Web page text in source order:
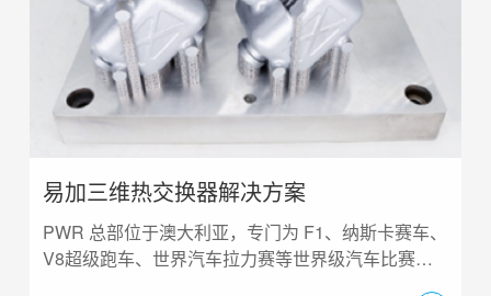
易加三维热交换器解决方案
PWR 总部位于澳大利亚，专门为 F1、纳斯卡赛车、
V8超级跑车、世界汽车拉力赛等世界级汽车比赛提